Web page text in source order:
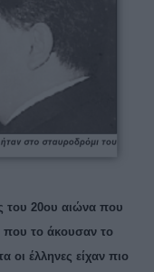
του 20ου αιώνα που
το άκουσαν το
οι έλληνες είχαν πιο